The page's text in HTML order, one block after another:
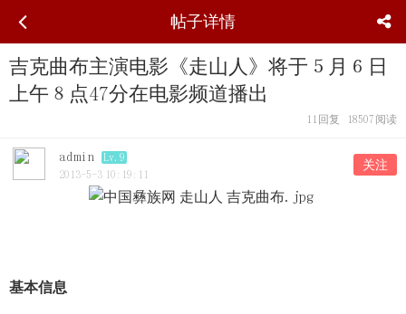
帖子详情
吉克曲布主演电影《走山人》将于５月６日
上午８点47分在电影频道播出
11 回复 18507 阅读
admin
Lv.9
2013-5-3 10:19:11
关注
基本信息